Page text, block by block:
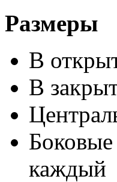
Размеры
В
В
каждый